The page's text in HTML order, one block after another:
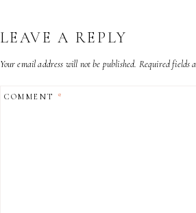
LEAVE A REPLY
Your email address will not be published. Required fields
COMMENT *